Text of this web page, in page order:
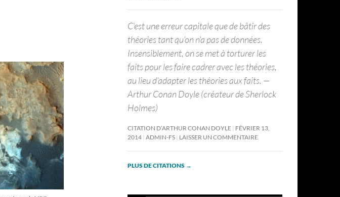
C’est une erreur capitale que de bâtir des
théories tant qu’on n’a pas de données.
Insensiblement, on se met à torturer les
faits pour les faire cadrer avec les théories,
au lieu d’adapter les théories aux faits. —
Arthur Conan Doyle (créateur de Sherlock
Holmes)
CITATION D’ARTHUR CONAN DOYLE FÉVRIER 13,
2014 ADMIN-FS LAISSER UN COMMENTAIRE
PLUS DE CITATIONS →